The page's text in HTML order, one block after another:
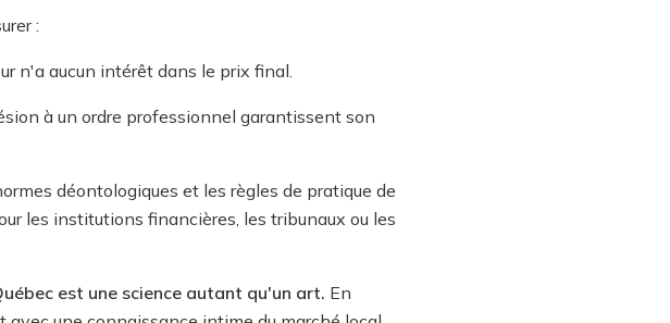
:
n'a aucun intérêt dans le prix final.
à un ordre professionnel garantissent son
déontologiques et les règles de pratique de
les institutions financières, les tribunaux ou les
est une science autant qu'un art. En